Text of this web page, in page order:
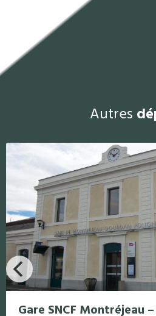
Autres
Gare SNCF Montréjeau